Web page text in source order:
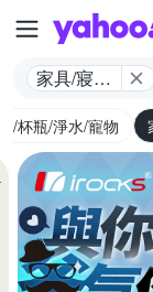
家具/寢具/
/杯瓶/淨水/寵物